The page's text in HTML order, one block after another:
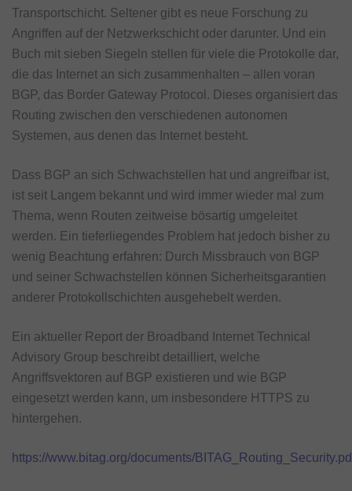
Transportschicht. Seltener gibt es neue Forschung zu
Angriffen auf der Netzwerkschicht oder darunter. Und ein
Buch mit sieben Siegeln stellen für viele die Protokolle dar,
die das Internet an sich zusammenhalten – allen voran
BGP, das Border Gateway Protocol. Dieses organisiert das
Routing zwischen den verschiedenen autonomen
Systemen, aus denen das Internet besteht.
Dass BGP an sich Schwachstellen hat und angreifbar ist,
ist seit Langem bekannt und wird immer wieder mal zum
Thema, wenn Routen zeitweise bösartig umgeleitet
werden. Ein tieferliegendes Problem hat jedoch bisher zu
wenig Beachtung erfahren: Durch Missbrauch von BGP
und seiner Schwachstellen können Sicherheitsgarantien
anderer Protokollschichten ausgehebelt werden.
Ein aktueller Report der Broadband Internet Technical
Advisory Group beschreibt detailliert, welche
Angriffsvektoren auf BGP existieren und wie BGP
eingesetzt werden kann, um insbesondere HTTPS zu
hintergehen.
https://www.bitag.org/documents/